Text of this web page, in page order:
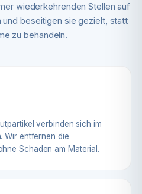
wiederkehrenden Stellen auf
beseitigen sie gezielt, statt
zu behandeln.
verbinden sich im
Wir entfernen die
Schaden am Material.